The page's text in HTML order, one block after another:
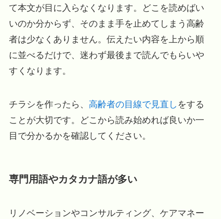
て本文が目に入らなくなります。どこを読めばい
いのか分からず、そのまま手を止めてしまう高齢
者は少なくありません。伝えたい内容を上から順
に並べるだけで、迷わず最後まで読んでもらいや
すくなります。
チラシを作ったら、 高齢者の目線で見直し をする
ことが大切です。どこから読み始めれば良いか一
目で分かるかを確認してください。
専門用語やカタカナ語が多い
リノベーションやコンサルティング、ケアマネー